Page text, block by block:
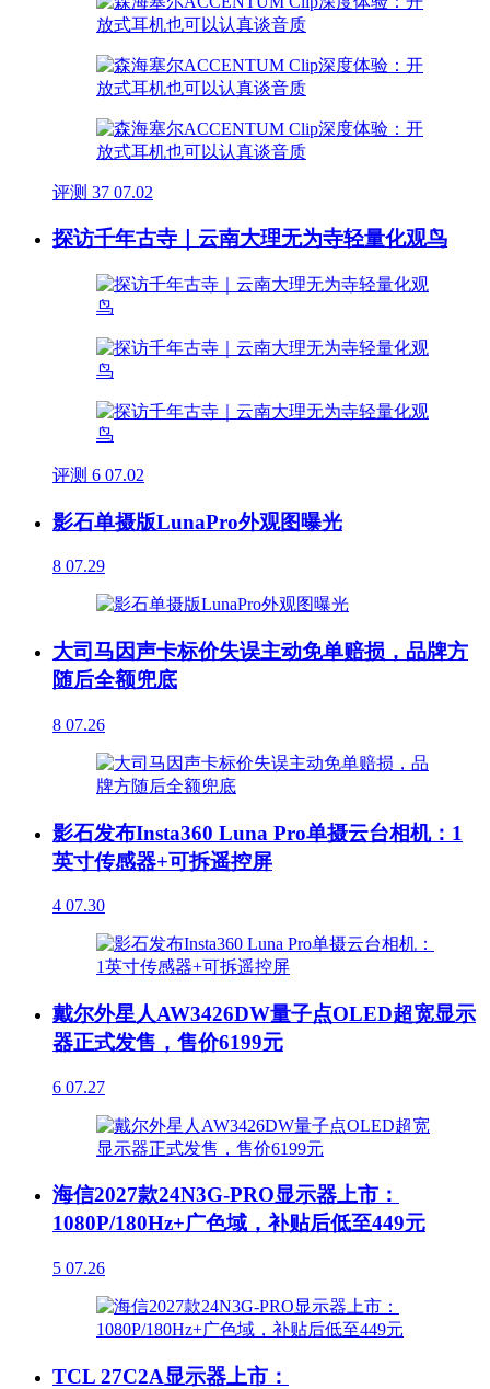
评测 37 07.02
探访千年古寺｜云南大理无为寺轻量化观鸟
评测 6 07.02
影石单摄版LunaPro外观图曝光
8 07.29
大司马因声卡标价失误主动免单赔损，品牌方
随后全额兜底
8 07.26
影石发布Insta360 Luna Pro单摄云台相机：1
英寸传感器+可拆遥控屏
4 07.30
戴尔外星人AW3426DW量子点OLED超宽显示
器正式发售，售价6199元
6 07.27
海信2027款24N3G-PRO显示器上市：
1080P/180Hz+广色域，补贴后低至449元
5 07.26
TCL 27C2A显示器上市：